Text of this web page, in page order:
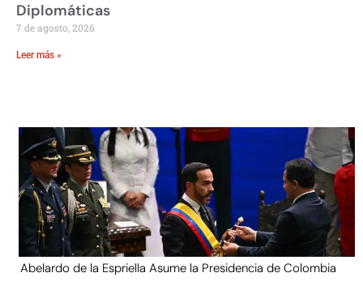
Diplomáticas
7 de agosto, 2026
Leer más »
Abelardo de la Espriella Asume la Presidencia de Colombia